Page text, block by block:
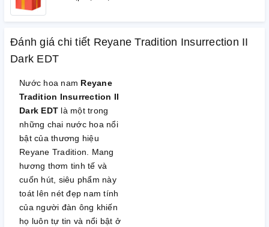
Đánh giá chi tiết Reyane Tradition Insurrection II
Dark EDT
Nước hoa nam Reyane
Tradition Insurrection II
Dark EDT là một trong
những chai nước hoa nổi
bật của thương hiệu
Reyane Tradition. Mang
hương thơm tinh tế và
cuốn hút, siêu phẩm này
toát lên nét đẹp nam tính
của người đàn ông khiến
họ luôn tự tin và nổi bật ở